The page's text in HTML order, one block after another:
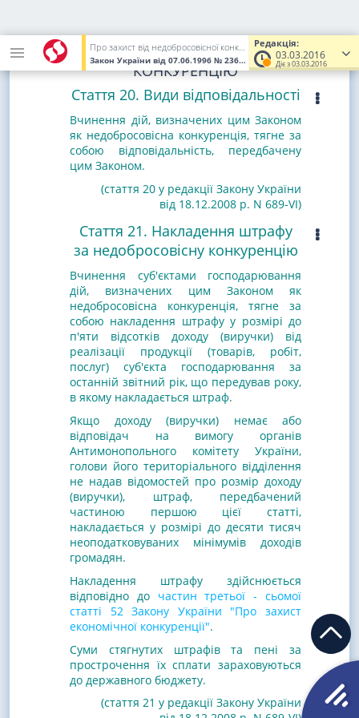
Редакція:
03.03.2016
Діє з 03.03.2016
Про захист від недобросовісної конкуренції
Закон України від 07.06.1996 № 236/96-ВР (Увага! Попередня
ВІДПОВІДАЛЬНІСТЬ ЗА
НЕДОБРОСОВІСНУ
КОНКУРЕНЦІЮ
Стаття 20. Види відповідальності
Вчинення дій, визначених цим Законом
як недобросовісна конкуренція, тягне за
собою відповідальність, передбачену
цим Законом.
(стаття 20 у редакції Закону України
від 18.12.2008 р. N 689-VI)
Стаття 21. Накладення штрафу
за недобросовісну конкуренцію
Вчинення суб'єктами господарювання
дій, визначених цим Законом як
недобросовісна конкуренція, тягне за
собою накладення штрафу у розмірі до
п'яти відсотків доходу (виручки) від
реалізації продукції (товарів, робіт,
послуг) суб'єкта господарювання за
останній звітний рік, що передував року,
в якому накладається штраф.
Якщо доходу (виручки) немає або
відповідач на вимогу органів
Антимонопольного комітету України,
голови його територіального відділення
не надав відомостей про розмір доходу
(виручки), штраф, передбачений
частиною першою цієї статті,
накладається у розмірі до десяти тисяч
неоподатковуваних мінімумів доходів
громадян.
Накладення штрафу здійснюється
відповідно до частин третьої - сьомої
статті 52 Закону України "Про захист
економічної конкуренції".
Суми стягнутих штрафів та пені за
прострочення їх сплати зараховуються
до державного бюджету.
(стаття 21 у редакції Закону України